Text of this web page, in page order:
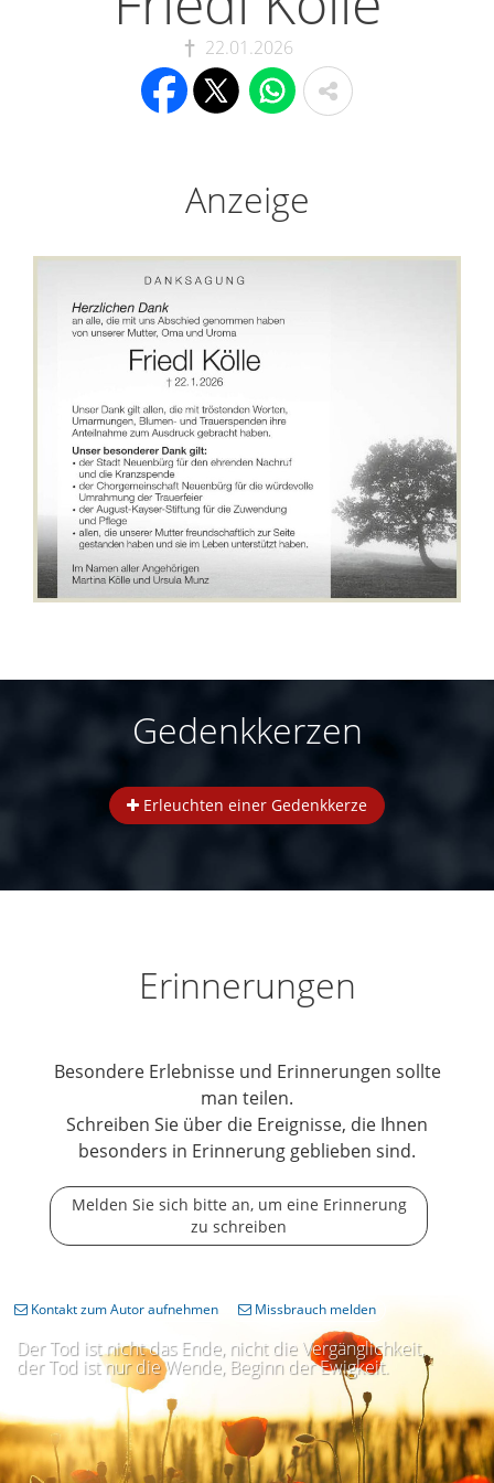
22.01.2026
Anzeige
Gedenkkerzen
Erleuchten einer Gedenkkerze
Erinnerungen
Besondere Erlebnisse und Erinnerungen sollte
man teilen.
Schreiben Sie über die Ereignisse, die Ihnen
besonders in Erinnerung geblieben sind.
Melden Sie sich bitte an, um eine Erinnerung
zu schreiben
Der Tod ist nicht das Ende, nicht die Vergänglichkeit,
der Tod ist nur die Wende, Beginn der Ewigkeit.
Kontakt zum Autor aufnehmen Missbrauch melden